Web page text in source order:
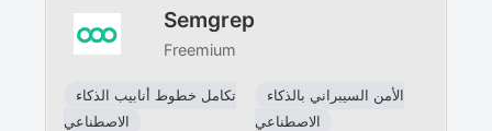
Semgrep
Freemium
تكامل خطوط أنابيب الذكاء
الاصطناعي
الأمن السيبراني بالذكاء
الاصطناعي